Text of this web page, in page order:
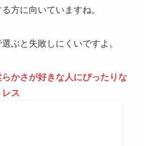
方に向いていますね。
ぶと失敗しにくいですよ。
かさが好きな人にぴったりな
ス